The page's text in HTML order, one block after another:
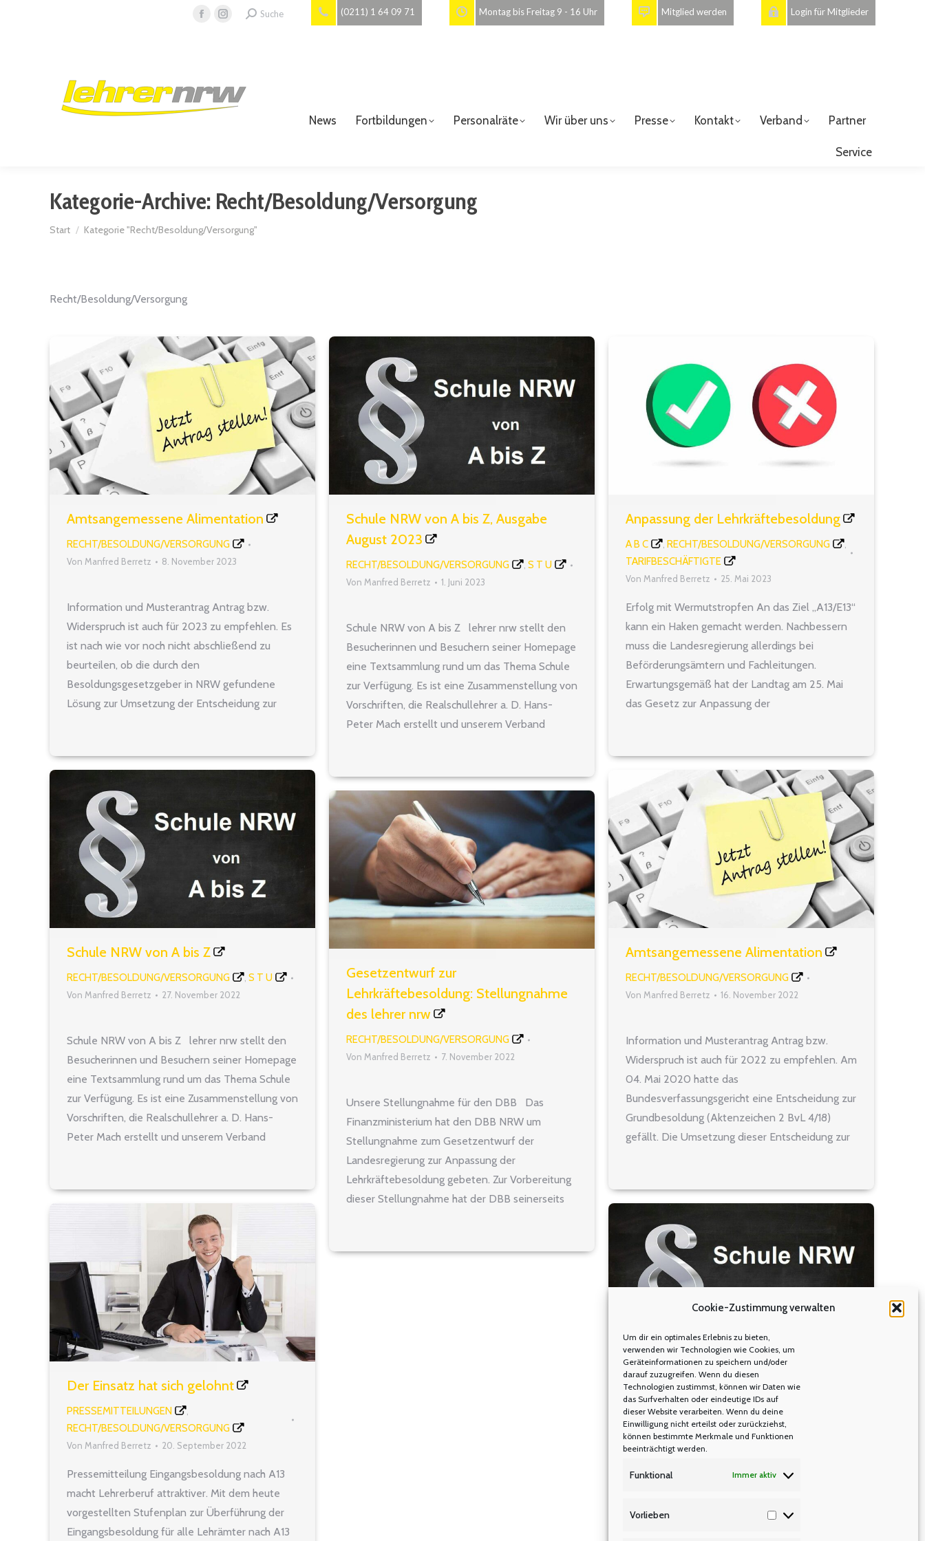
Cookie-Zustimmung verwalten
Um dir ein optimales Erlebnis zu bieten,
verwenden wir Technologien wie Cookies, um
Geräteinformationen zu speichern und/oder
darauf zuzugreifen. Wenn du diesen
Technologien zustimmst, können wir Daten wie
das Surfverhalten oder eindeutige IDs auf
dieser Website verarbeiten. Wenn du deine
Einwilligung nicht erteilst oder zurückziehst,
können bestimmte Merkmale und Funktionen
beeinträchtigt werden.
Funktional Immer aktiv
Vorlieben
Facebook
new
window
Instagram
new
window
Search:
Suche (0211) 1 64 09 71 Montag bis Freitag 9 - 16 Uhr Mitglied werden Login für Mitglieder
News Fortbildungen Personalräte Wir über uns Presse Kontakt Verband Partner
Service
Kategorie-Archive: Recht/Besoldung/Versorgung
Sie befinden sich hier:
Start Kategorie "Recht/Besoldung/Versorgung"
Recht/Besoldung/Versorgung
Amtsangemessene Alimentation
RECHT/BESOLDUNG/VERSORGUNG
Von Manfred Berretz 8. November 2023
Information und Musterantrag Antrag bzw.
Widerspruch ist auch für 2023 zu empfehlen. Es
ist nach wie vor noch nicht abschließend zu
beurteilen, ob die durch den
Besoldungsgesetzgeber in NRW gefundene
Lösung zur Umsetzung der Entscheidung zur
Bundesverfassungsgerichts nunmehr
ausgeschlossen werden,…
Schule NRW von A bis Z, Ausgabe
August 2023
RECHT/BESOLDUNG/VERSORGUNG S T U
Von Manfred Berretz 1. Juni 2023
Schule NRW von A bis Z lehrer nrw stellt den
Besucherinnen und Besuchern seiner Homepage
eine Textsammlung rund um das Thema Schule
zur Verfügung. Es ist eine Zusammenstellung von
Vorschriften, die Realschullehrer a. D. Hans-
Peter Mach erstellt und unserem Verband
Übersichtsseite der Ausgabe nach Stand…
Anpassung der Lehrkräftebesoldung
A B C RECHT/BESOLDUNG/VERSORGUNG
TARIFBESCHÄFTIGTE
Von Manfred Berretz 25. Mai 2023
Erfolg mit Wermutstropfen An das Ziel „A13/E13“
kann ein Haken gemacht werden. Nachbessern
muss die Landesregierung allerdings bei
Beförderungsämtern und Fachleitungen.
Erwartungsgemäß hat der Landtag am 25. Mai
das Gesetz zur Anpassung der
Lehrämter bis 2026 nach A13 überführt werden.
Die schwarz-grüne Landesregierung löst damit…
Schule NRW von A bis Z
RECHT/BESOLDUNG/VERSORGUNG S T U
Von Manfred Berretz 27. November 2022
Schule NRW von A bis Z lehrer nrw stellt den
Besucherinnen und Besuchern seiner Homepage
eine Textsammlung rund um das Thema Schule
zur Verfügung. Es ist eine Zusammenstellung von
Vorschriften, die Realschullehrer a. D. Hans-
Peter Mach erstellt und unserem Verband
Übersichtsseite der Ausgabe nach Stand…
Amtsangemessene Alimentation
RECHT/BESOLDUNG/VERSORGUNG
Von Manfred Berretz 16. November 2022
Information und Musterantrag Antrag bzw.
Widerspruch ist auch für 2022 zu empfehlen. Am
04. Mai 2020 hatte das
Bundesverfassungsgericht eine Entscheidung zur
Grundbesoldung (Aktenzeichen 2 BvL 4/18)
gefällt. Die Umsetzung dieser Entscheidung zur
diesem Jahr. Derzeit ist auch noch ein
welches Korrekturen…
Gesetzentwurf zur
Lehrkräftebesoldung: Stellungnahme
des lehrer nrw
RECHT/BESOLDUNG/VERSORGUNG
Von Manfred Berretz 7. November 2022
Unsere Stellungnahme für den DBB Das
Finanzministerium hat den DBB NRW um
Stellungnahme zum Gesetzentwurf der
Landesregierung zur Anpassung der
Lehrkräftebesoldung gebeten. Zur Vorbereitung
dieser Stellungnahme hat der DBB seinerseits
Positionierung unseres Verbandes.
Der Einsatz hat sich gelohnt
PRESSEMITTEILUNGEN
RECHT/BESOLDUNG/VERSORGUNG
Von Manfred Berretz 20. September 2022
Pressemitteilung Eingangsbesoldung nach A13
macht Lehrerberuf attraktiver. Mit dem heute
vorgestellten Stufenplan zur Überführung der
Eingangsbesoldung für alle Lehrämter nach A13
Schule NRW von A bis Z
RECHT/BESOLDUNG/VERSORGUNG
VonManfred Berretz 29. Mai 2022
Schule NRW von A bis Z lehrer nrw stellt den
eine Textsammlung rund um das Thema Schule